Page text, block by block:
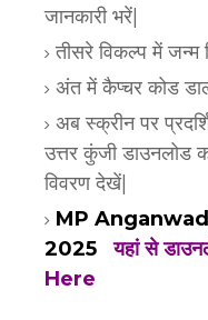
जानकारी भरें|
तीसरे विकल्प में जन्म
अंत में कैप्चर कोड
अब स्क्रीन पर
उत्तर कुंजी डाउनलोड
विवरण देखें|
MP
2025
यहां से
Here